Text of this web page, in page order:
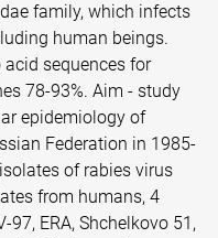
family, which infects
human beings.
sequences for
78-93%. Aim - study
epidemiology of
Federation in 1985-
of rabies virus
from humans, 4
ERA, Shchelkovo 51,